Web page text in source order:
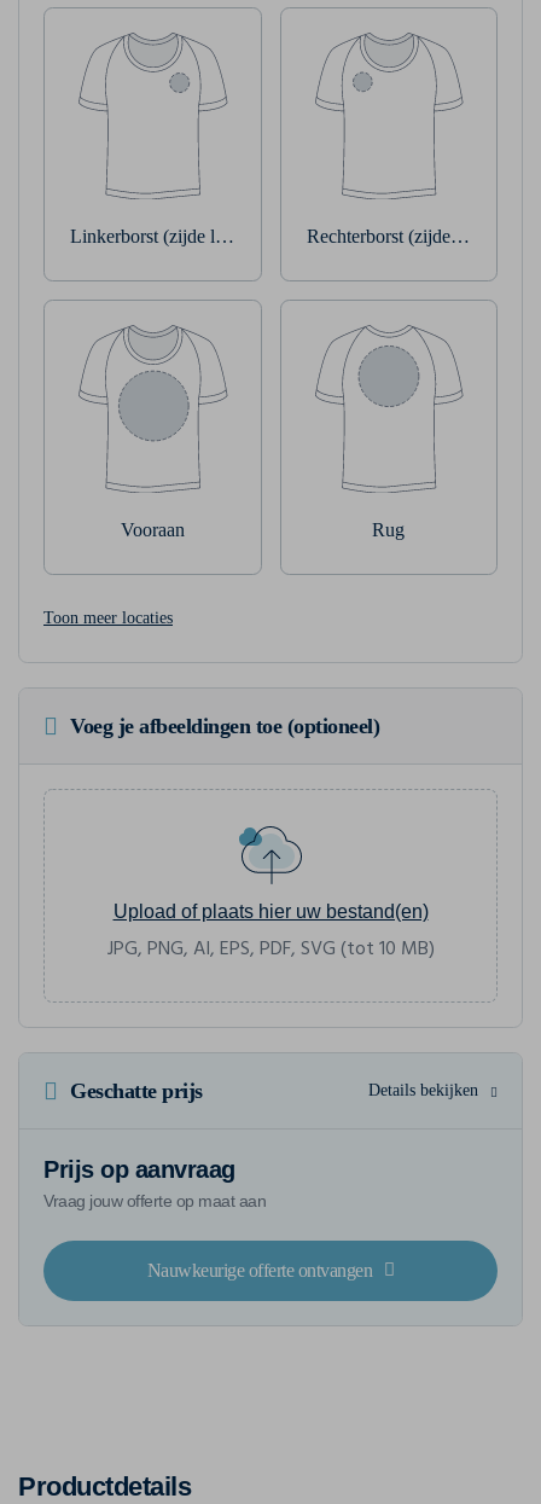
Linkerborst (zijde linkerarm) Rechterborst (zijde
Vooraan Rug
Toon meer locaties
Voeg je afbeeldingen toe (optioneel)
Upload of plaats hier uw bestand(en)
JPG, PNG, AI, EPS, PDF, SVG (tot 10 MB)
Geschatte prijs Details bekijken
Prijs op aanvraag
Vraag jouw offerte op maat aan
Nauwkeurige offerte ontvangen
Productdetails